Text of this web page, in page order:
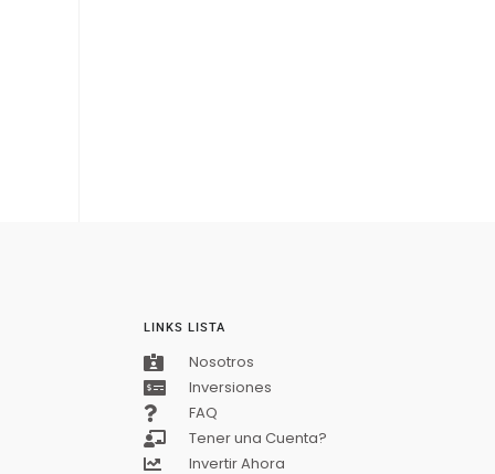
LINKS LISTA
Nosotros
Inversiones
FAQ
Tener una Cuenta?
Invertir Ahora